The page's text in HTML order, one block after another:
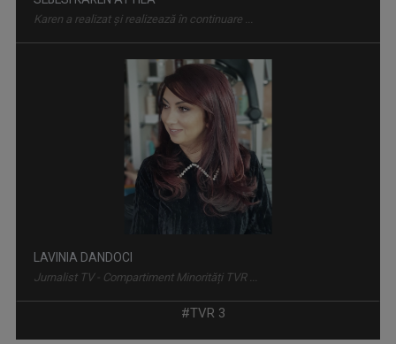
LAVINIA DANDOCI
Jurnalist TV - Compartiment Minorități TVR ...
#TVR 3